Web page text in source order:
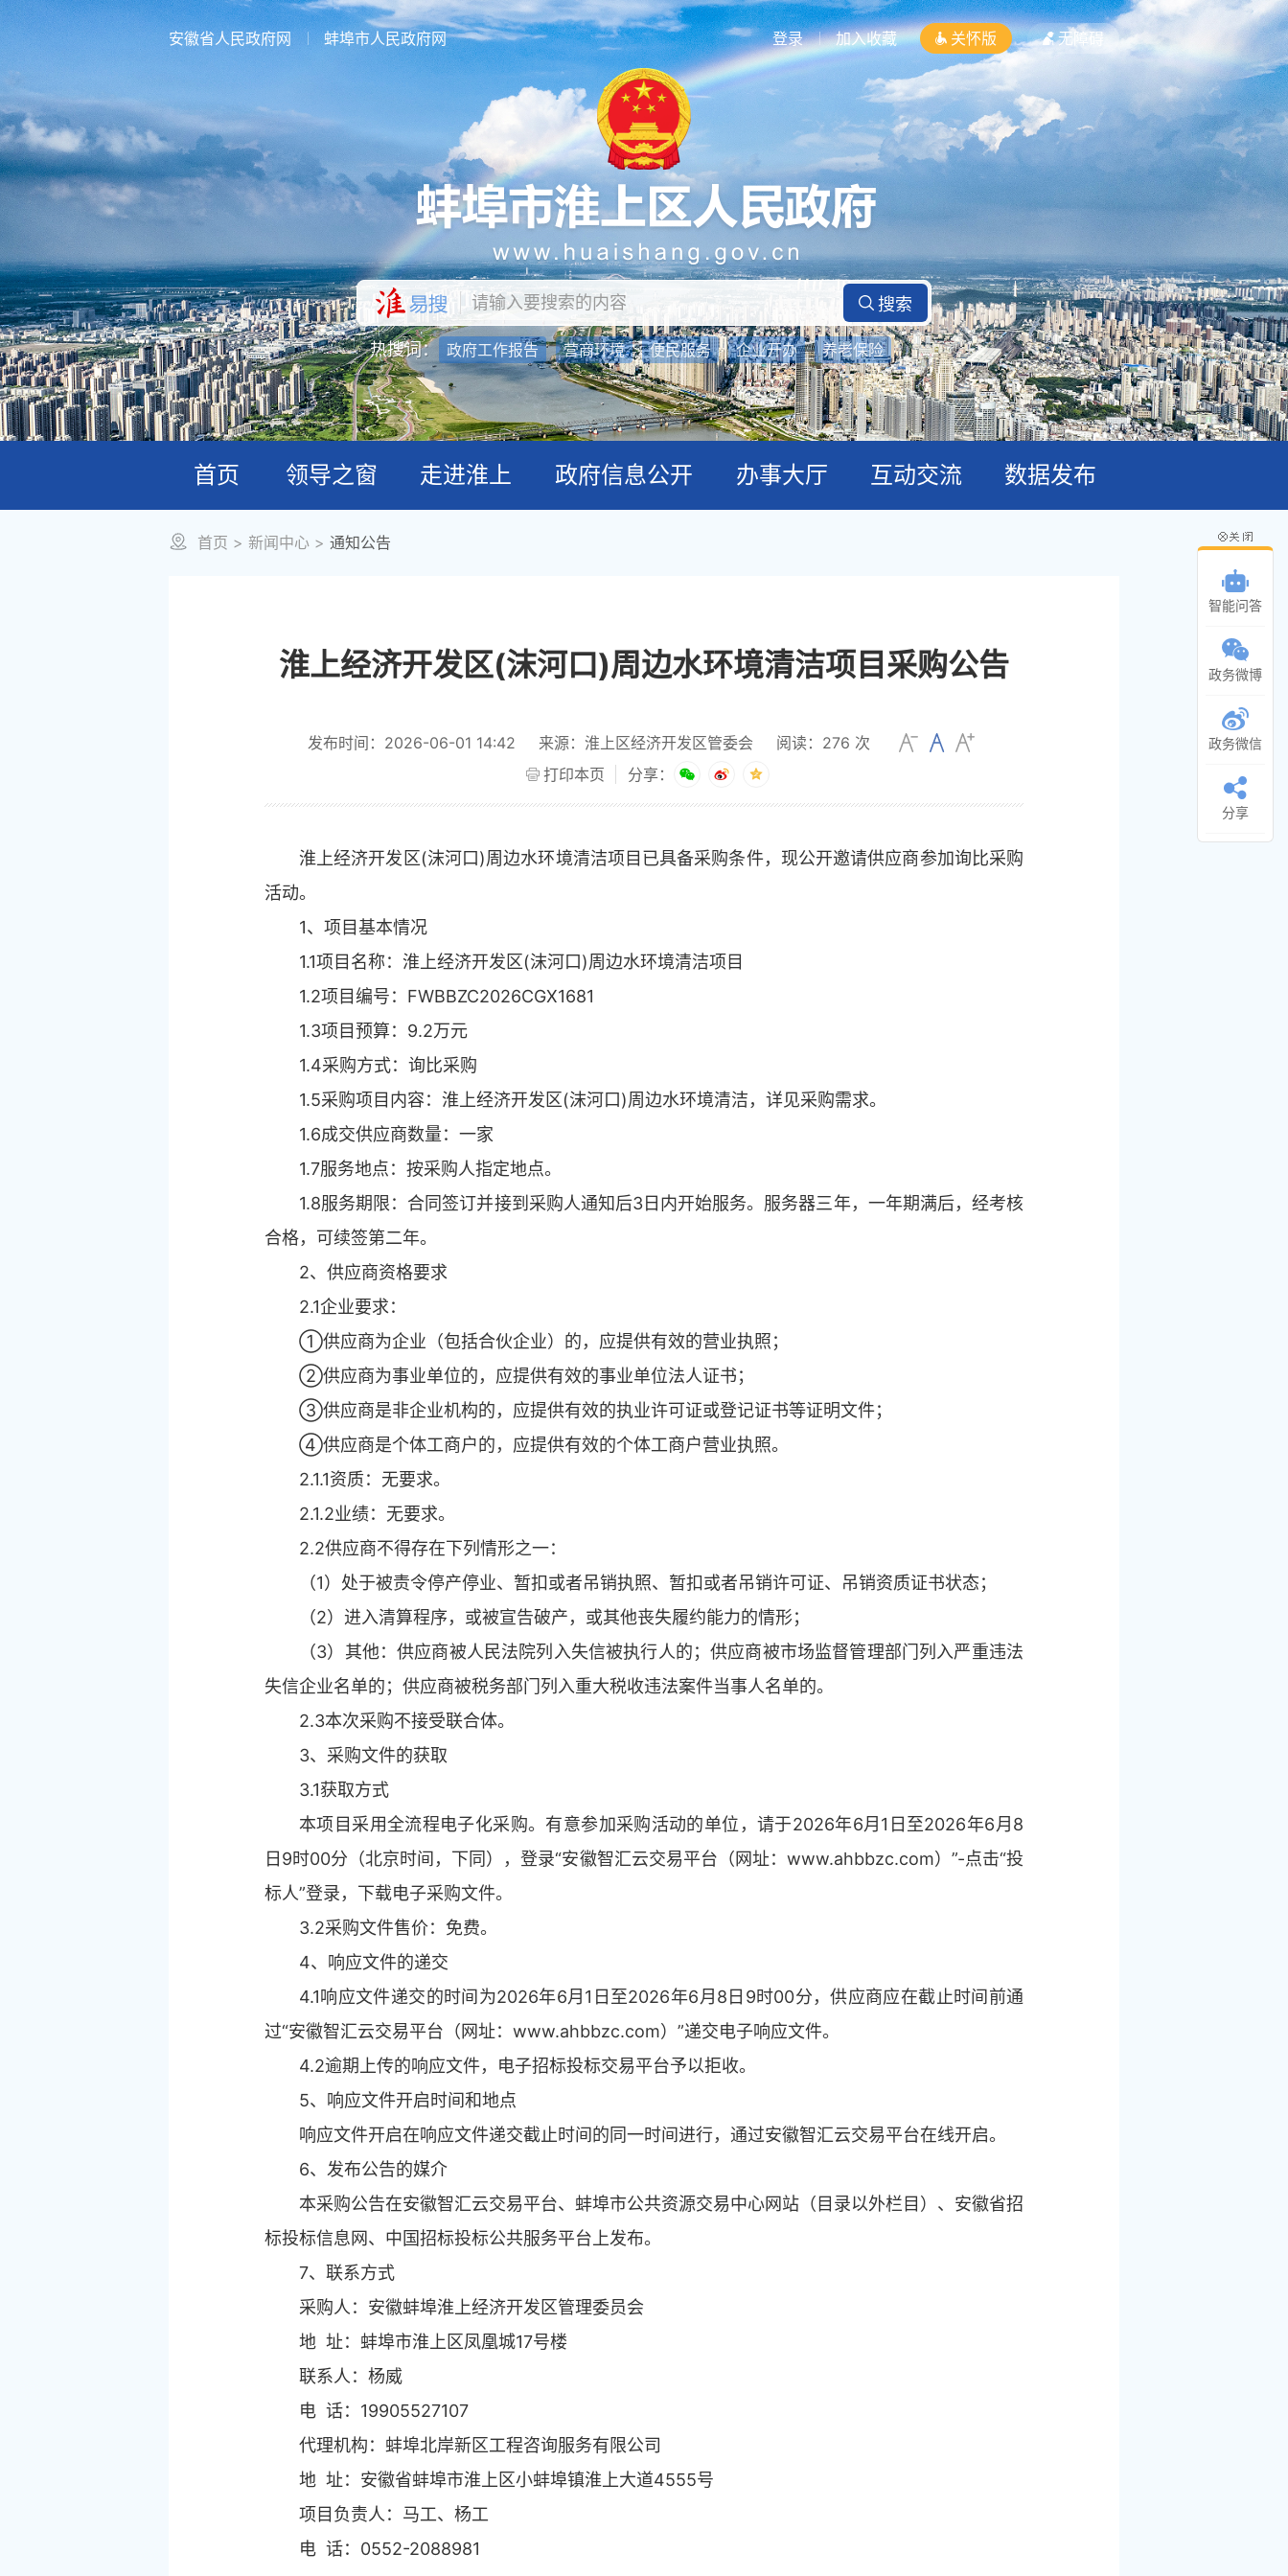
安徽省人民政府网 蚌埠市人民政府网 登录 加入收藏 关怀版 无障碍
热搜词： 政府工作报告 营商环境 便民服务 企业开办 养老保险
首页 领导之窗 走进淮上 政府信息公开 办事大厅 互动交流 数据发布
首页 > 新闻中心 > 通知公告
淮上经济开发区(沫河口)周边水环境清洁项目采购公告
发布时间：2026-06-01 14:42 来源：淮上区经济开发区管委会 阅读： 276 次
打印本页
分享：
淮上经济开发区(沫河口)周边水环境清洁项目已具备采购条件，现公开邀请供应商参加询比采购
活动。
1、项目基本情况
1.1项目名称：淮上经济开发区(沫河口)周边水环境清洁项目
1.2项目编号：FWBBZC2026CGX1681
1.3项目预算：9.2万元
1.4采购方式：询比采购
1.5采购项目内容：淮上经济开发区(沫河口)周边水环境清洁，详见采购需求。
1.6成交供应商数量：一家
1.7服务地点：按采购人指定地点。
1.8服务期限：合同签订并接到采购人通知后3日内开始服务。服务器三年，一年期满后，经考核
合格，可续签第二年。
2、供应商资格要求
2.1企业要求：
①供应商为企业（包括合伙企业）的，应提供有效的营业执照；
②供应商为事业单位的，应提供有效的事业单位法人证书；
③供应商是非企业机构的，应提供有效的执业许可证或登记证书等证明文件；
④供应商是个体工商户的，应提供有效的个体工商户营业执照。
2.1.1资质：无要求。
2.1.2业绩：无要求。
2.2供应商不得存在下列情形之一：
（1）处于被责令停产停业、暂扣或者吊销执照、暂扣或者吊销许可证、吊销资质证书状态；
（2）进入清算程序，或被宣告破产，或其他丧失履约能力的情形；
（3）其他：供应商被人民法院列入失信被执行人的；供应商被市场监督管理部门列入严重违法
失信企业名单的；供应商被税务部门列入重大税收违法案件当事人名单的。
2.3本次采购不接受联合体。
3、采购文件的获取
3.1获取方式
本项目采用全流程电子化采购。有意参加采购活动的单位，请于2026年6月1日至2026年6月8
日9时00分（北京时间，下同），登录“安徽智汇云交易平台（网址：www.ahbbzc.com）”-点击“投
标人”登录，下载电子采购文件。
3.2采购文件售价：免费。
4、响应文件的递交
4.1响应文件递交的时间为2026年6月1日至2026年6月8日9时00分，供应商应在截止时间前通
过“安徽智汇云交易平台（网址：www.ahbbzc.com）”递交电子响应文件。
4.2逾期上传的响应文件，电子招标投标交易平台予以拒收。
5、响应文件开启时间和地点
响应文件开启在响应文件递交截止时间的同一时间进行，通过安徽智汇云交易平台在线开启。
6、发布公告的媒介
本采购公告在安徽智汇云交易平台、蚌埠市公共资源交易中心网站（目录以外栏目）、安徽省招
标投标信息网、中国招标投标公共服务平台上发布。
7、联系方式
采购人：安徽蚌埠淮上经济开发区管理委员会
地 址：蚌埠市淮上区凤凰城17号楼
联系人：杨威
电 话：19905527107
代理机构：蚌埠北岸新区工程咨询服务有限公司
地 址：安徽省蚌埠市淮上区小蚌埠镇淮上大道4555号
项目负责人：马工、杨工
电 话：0552-2088981
智能问答
政务微博
政务微信
分享